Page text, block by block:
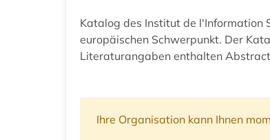
Katalog des Institut de l'Information
europäischen Schwerpunkt. Der
Literaturangaben enthalten
Ihre Organisation kann Ihnen